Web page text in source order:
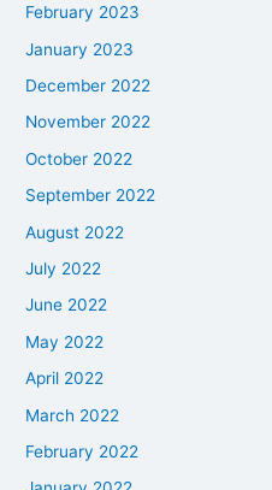
February 2023
January 2023
December 2022
November 2022
October 2022
September 2022
August 2022
July 2022
June 2022
May 2022
April 2022
March 2022
February 2022